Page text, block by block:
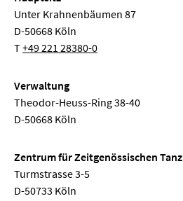
Unter Krahnenbäumen 87
D-50668 Köln
T+49 221 28380-0
Verwaltung
Theodor-Heuss-Ring 38-40
D-50668 Köln
Zentrum für Zeitgenössischen Tanz
Turmstrasse 3-5
D-50733 Köln